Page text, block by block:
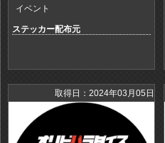
イベント
ステッカー配布元
取得日：2024年03月05日